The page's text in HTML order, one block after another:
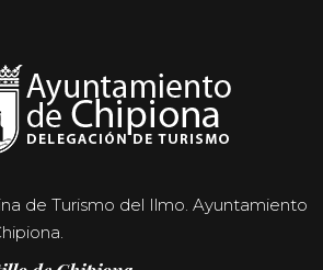
de Turismo del Ilmo. Ayuntamiento